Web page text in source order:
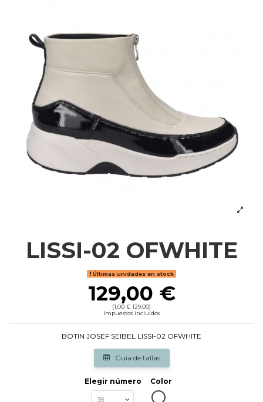
LISSI-02 OFWHITE
Últimas unidades en stock
129,00 €
(1,00 € 129.00)
Impuestos incluidos
BOTIN JOSEF SEIBEL LISSI-02 OFWHITE
Guia de tallas
Elegir número
Color
OFWHITTE